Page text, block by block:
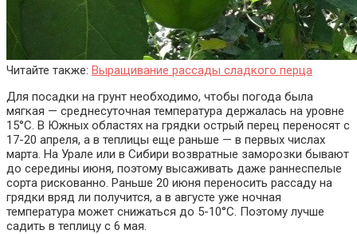
Читайте также: Выращивание рассады сладкого перца
Для посадки на грунт необходимо, чтобы погода была
мягкая — среднесуточная температура держалась на уровне
15°C. В Южных областях на грядки острый перец переносят с
17-20 апреля, а в теплицы еще раньше — в первых числах
марта. На Урале или в Сибири возвратные заморозки бывают
до середины июня, поэтому высаживать даже раннеспелые
сорта рискованно. Раньше 20 июня переносить рассаду на
грядки вряд ли получится, а в августе уже ночная
температура может снижаться до 5-10°C. Поэтому лучше
садить в теплицу с 6 мая.